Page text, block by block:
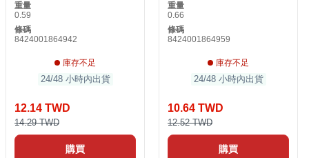
重量
0.59
條碼
8424001864942
庫存不足
24/48 小時內出貨
12.14 TWD
14.29 TWD
購買
重量
0.66
條碼
8424001864959
庫存不足
24/48 小時內出貨
10.64 TWD
12.52 TWD
購買